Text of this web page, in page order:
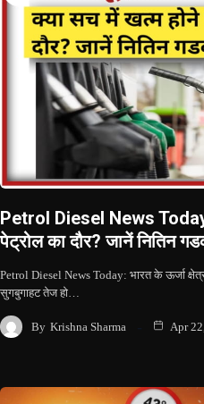
Petrol Diesel News
पेट्रोल का दौर? जानें नितिन
Petrol Diesel News Today: भारत के ऊर्जा
सुगबुगाहट तेज हो…
By Krishna Sharma Apr